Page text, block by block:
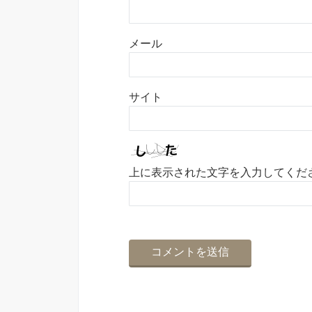
メール
サイト
上に表示された文字を入力してくだ